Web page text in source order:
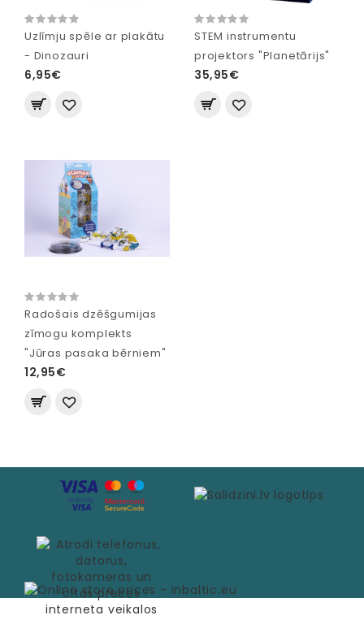
Uzlīmju spēle ar plakātu
- Dinozauri
6,95€
STEM instrumentu
projektors "Planetārijs"
35,95€
Radošais dzēšgumijas
zīmogu komplekts
"Jūras pasaka bērniem"
12,95€